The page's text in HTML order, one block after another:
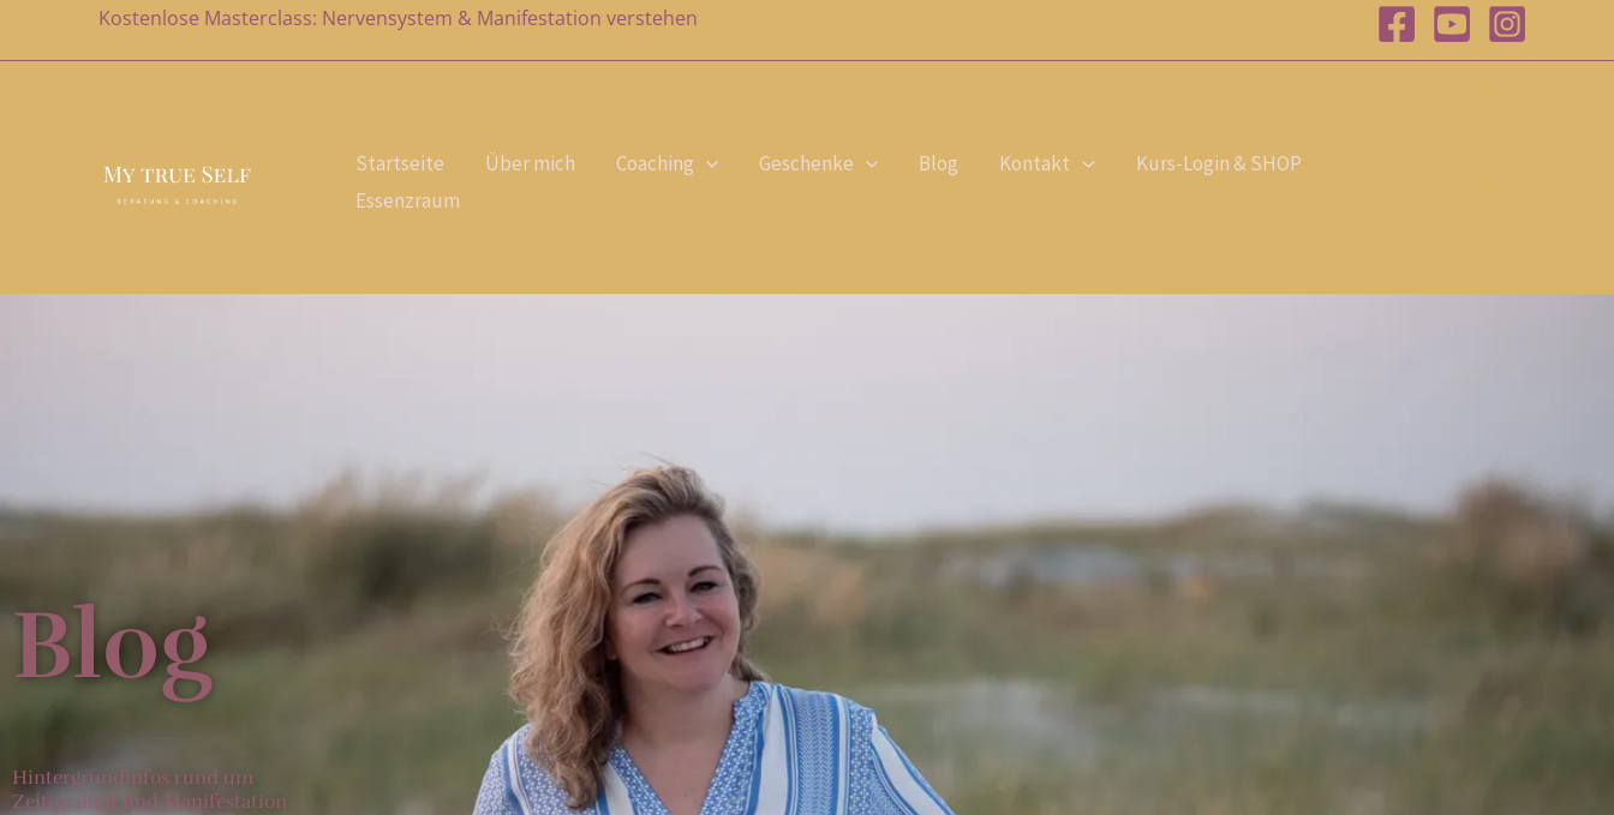
Kostenlose Masterclass: Nervensystem & Manifestation verstehen
Startseite Über mich Coaching Geschenke Blog Kontakt
Kurs-Login & SHOP
Essenzraum
Blog
Hintergrundinfos rund um
Zeitqualität und Manifestation